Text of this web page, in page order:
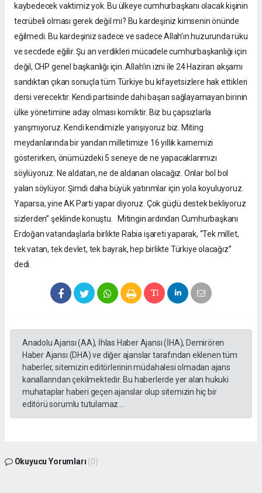
kaybedecek vaktimiz yok. Bu ülkeye cumhurbaşkanı olacak kişinin
tecrübeli olması gerek değil mi? Bu kardeşiniz kimsenin önünde
eğilmedi. Bu kardeşiniz sadece ve sadece Allah’ın huzurunda rüku
ve secdede eğilir. Şu an verdikleri mücadele cumhurbaşkanlığı için
değil, CHP genel başkanlığı için. Allah’ın izni ile 24 Haziran akşamı
sandıktan çıkan sonuçla tüm Türkiye bu kifayetsizlere hak ettikleri
dersi verecektir. Kendi partisinde dahi başarı sağlayamayan birinin
ülke yönetimine aday olması komiktir. Biz bu çapsızlarla
yarışmıyoruz. Kendi kendimizle yarışıyoruz biz. Miting
meydanlarında bir yandan milletimize 16 yıllık karnemizi
gösterirken, önümüzdeki 5 seneye de ne yapacaklarımızı
söylüyoruz. Ne aldatan, ne de aldanan olacağız. Onlar bol bol
yalan söylüyor. Şimdi daha büyük yatırımlar için yola koyuluyoruz.
Yaparsa, yine AK Parti yapar diyoruz. Çok güçlü destek bekliyoruz
sizlerden” şeklinde konuştu. Mitingin ardından Cumhurbaşkanı
Erdoğan vatandaşlarla birlikte Rabia işareti yaparak, “Tek millet,
tek vatan, tek devlet, tek bayrak, hep birlikte Türkiye olacağız”
dedi.
Anadolu Ajansı (AA), İhlas Haber Ajansı (İHA), Demirören
Haber Ajansı (DHA) ve diğer ajanslar tarafından eklenen tüm
haberler, sitemizin editörlerinin müdahalesi olmadan ajans
kanallarından çekilmektedir. Bu haberlerde yer alan hukuki
muhataplar haberi geçen ajanslar olup sitemizin hiç bir
editörü sorumlu tutulamaz...
Okuyucu Yorumları (0)